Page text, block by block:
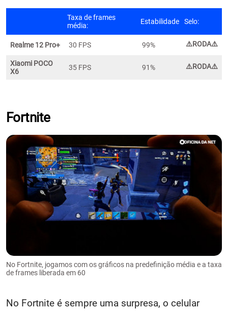
Taxa de frames
média:
Estabilidade Selo:
Realme 12 Pro+ 30 FPS 99% ⚠️RODA⚠️
Xiaomi POCO
X6
35 FPS 91% ⚠️RODA⚠️
Fortnite
No Fortnite, jogamos com os gráficos na predefinição média e a taxa
de frames liberada em 60
No Fortnite é sempre uma surpresa, o celular